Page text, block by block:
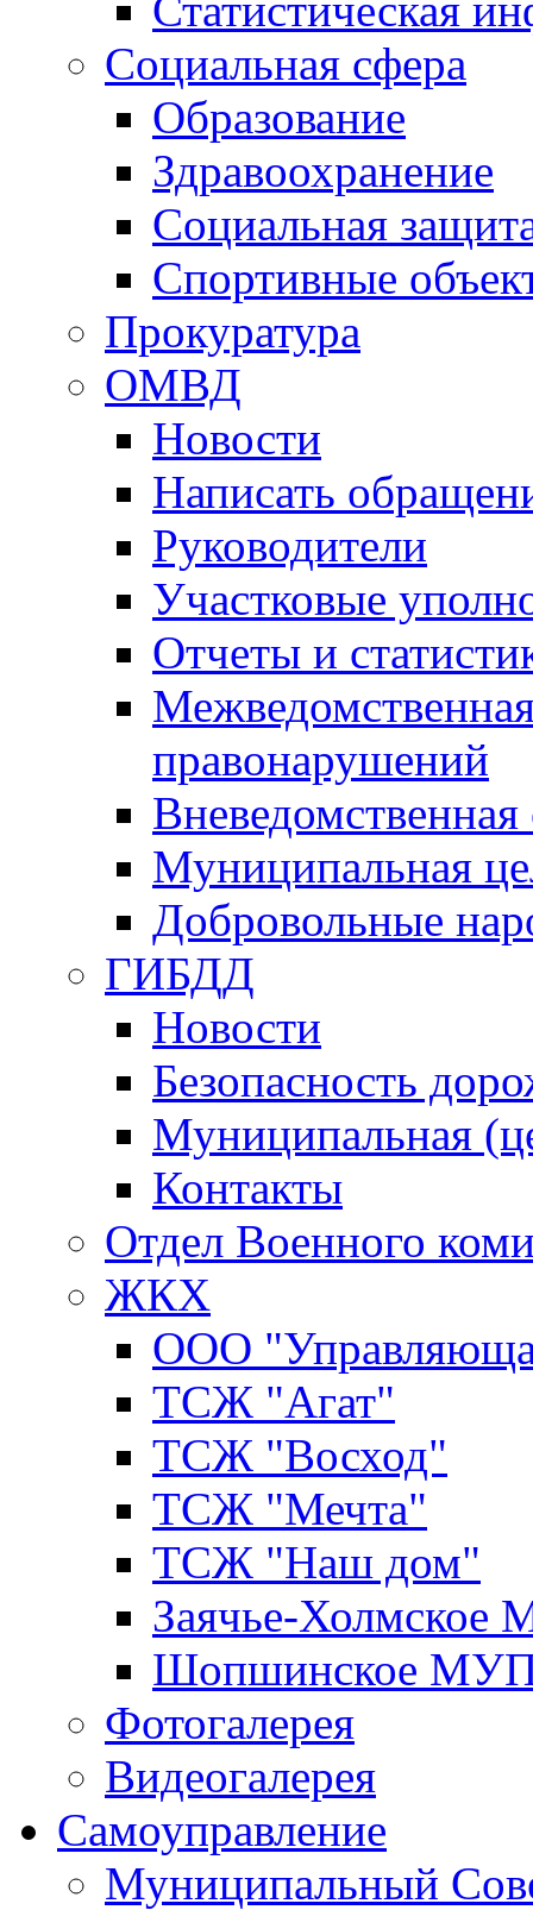
Социальная сфера
Образование
Здравоохранение
Социальная
Спортивные
Прокуратура
ОМВД
Новости
Написать
Руководители
Участковые
Отчеты и
правонарушений
Вневедомственная
Муниципальная
Добровольные
ГИБДД
Новости
Безопасность
Муниципальная
Контакты
Отдел Военного
ЖКХ
ООО
ТСЖ "Агат"
ТСЖ "Восход"
ТСЖ "Мечта"
ТСЖ "Наш дом"
Заячье-
Шопшинское
Фотогалерея
Видеогалерея
Самоуправление
Муниципальный